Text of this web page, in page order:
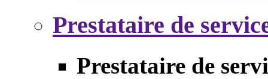
Prestataire de
Prestataire de